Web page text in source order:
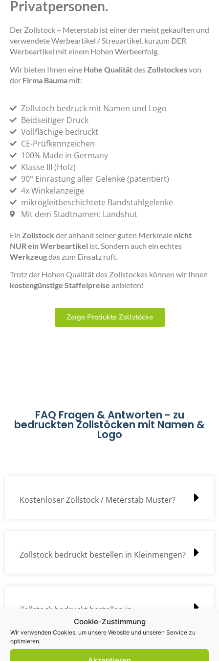
Cookie-Zustimmung
Wir verwenden Cookies, um unsere Website und unseren Service zu
optimieren.
Privatpersonen.
Der Zollstock – Meterstab ist einer der meist gekauften und
verwendete Werbeartikel / Streuartikel, kurzum DER
Werbeartikel mit einem Hohen Werbeerfolg.
Wir bieten Ihnen eine Hohe Qualitätdes Zollstockesvon
der Firma Bauma mit:
Zollstoch bedruck mit Namen und Logo
Beidseitiger Druck
Vollflächige bedruckt
CE-Prüfkennzeichen
100% Made in Germany
Klasse III (Holz)
90° Einrastung aller Gelenke (patentiert)
4x Winkelanzeige
mikrogleitbeschichtete Bandstahlgelenke
Mit dem Stadtnamen: Landshut
Ein Zollstock der anhand seiner guten Merkmale nicht
NUR ein Werbeartikel ist. Sondern auch ein echtes
Werkzeugdas zum Einsatz ruft.
Trotz der Hohen Qualität des Zollstockes können wir Ihnen
kostengünstige Staffelpreise anbieten!
Zeige Produkte Zollstöcke
FAQ Fragen & Antworten - zu
bedruckten Zollstöcken mit Namen &
Logo
Kostenloser Zollstock / Meterstab Muster?
Zollstock bedruckt bestellen in Kleinmengen?
Zollstock bedruckt bestellen in